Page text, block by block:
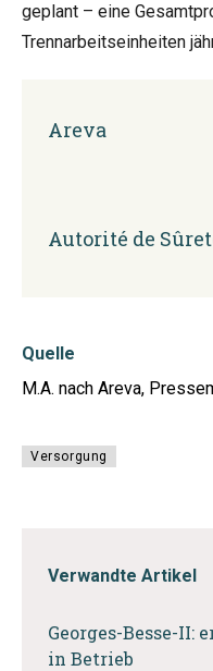
geplant – eine
Trennarbeitseinheiten
Areva
Autorité de
Quelle
M.A. nach Areva,
Versorgung
Verwandte Artikel
Georges-Besse-II:
in Betrieb